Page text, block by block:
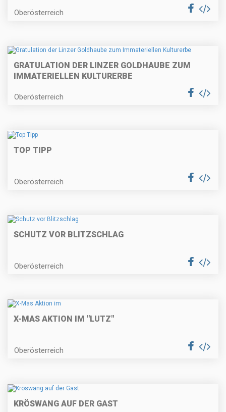
Oberösterreich
GRATULATION DER LINZER GOLDHAUBE ZUM
IMMATERIELLEN KULTURERBE
Oberösterreich
TOP TIPP
Oberösterreich
SCHUTZ VOR BLITZSCHLAG
Oberösterreich
X-MAS AKTION IM "LUTZ"
Oberösterreich
KRÖSWANG AUF DER GAST